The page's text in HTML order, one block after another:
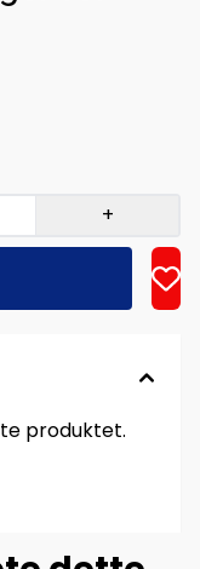
+
produktet.